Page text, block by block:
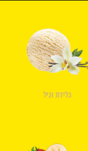
גלידת וניל